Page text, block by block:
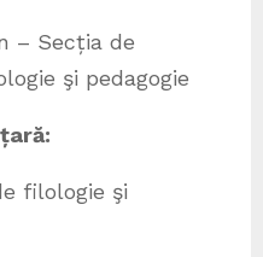
– Secția de
şi pedagogie
filologie şi